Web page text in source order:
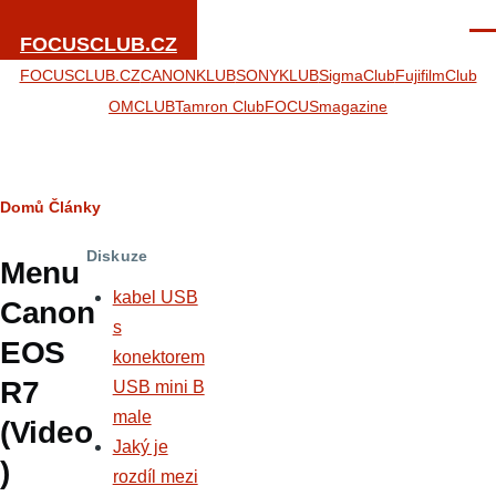
FOCUSCLUB.CZ
FOCUSCLUB.CZCANONKLUBSONYKLUBSigmaClubFujifilmClub
OMCLUBTamron ClubFOCUSmagazine
Drobečková
navigace
Domů Články
Menu
Canon
EOS
R7
(Video
)
Diskuze
kabel USB
s
konektorem
USB mini B
male
Jaký je
rozdíl mezi